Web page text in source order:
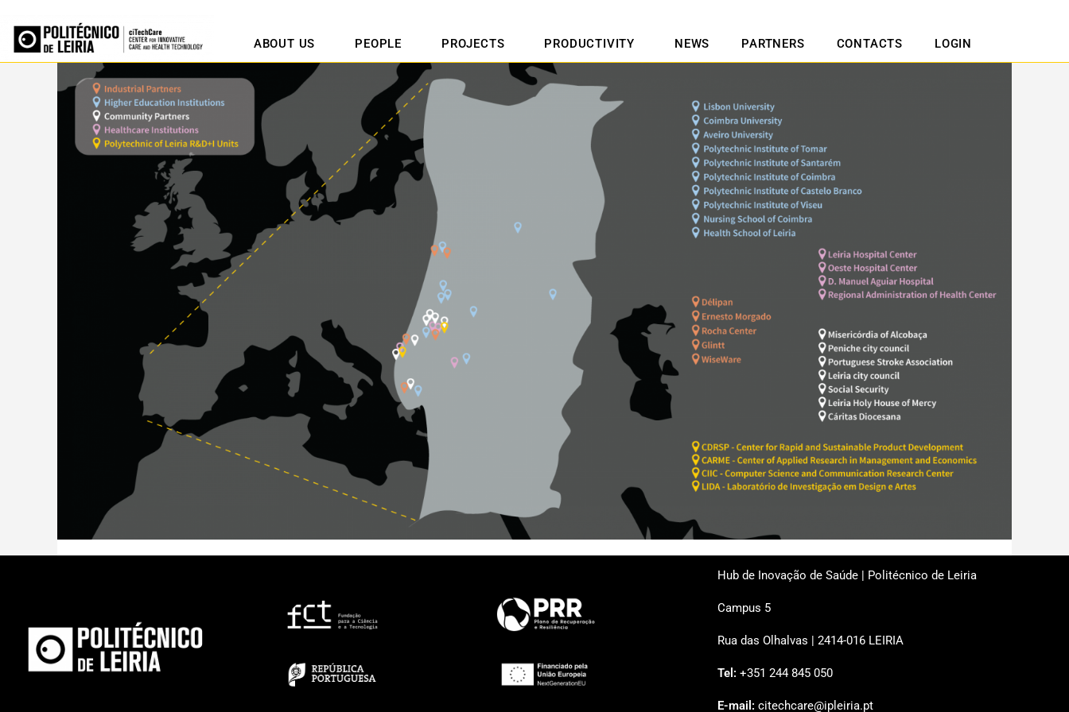
ABOUT US PEOPLE PROJECTS PRODUCTIVITY NEWS PARTNERS CONTACTS LOGIN
Hub de Inovação de Saúde | Politécnico de Leiria
Campus 5
Rua das Olhalvas | 2414-016 LEIRIA
Tel: +351 244 845 050
E-mail: citechcare@ipleiria.pt